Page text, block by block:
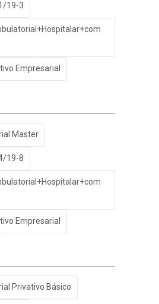
19-3
Empresarial
Master
19-8
Empresarial
Privativo Básico